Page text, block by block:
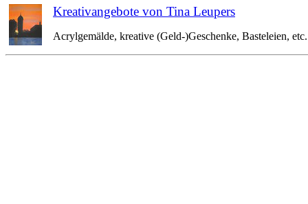
Kreativangebote von Tina Leupers
Acrylgemälde, kreative (Geld-)Geschenke, Basteleien,